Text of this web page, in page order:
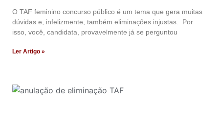
O TAF feminino concurso público é um tema que gera muitas
dúvidas e, infelizmente, também eliminações injustas. Por
isso, você, candidata, provavelmente já se perguntou
Ler Artigo »